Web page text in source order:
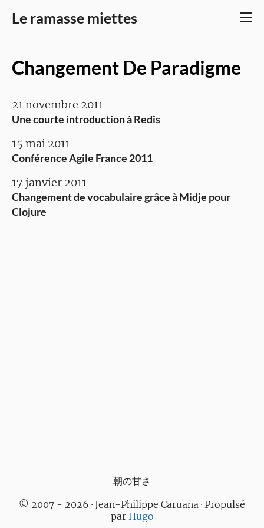
Le ramasse miettes
Changement De Paradigme
21 novembre 2011
Une courte introduction à Redis
15 mai 2011
Conférence Agile France 2011
17 janvier 2011
Changement de vocabulaire grâce à Midje pour
Clojure
朝の甘さ
© 2007 - 2026 · Jean-Philippe Caruana · Propulsé
par Hugo